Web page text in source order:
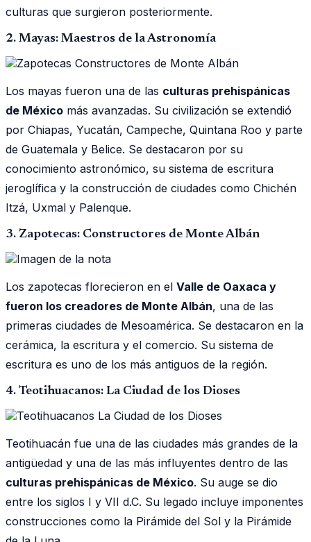
culturas que surgieron posteriormente.
2. Mayas: Maestros de la Astronomía
Los mayas fueron una de las culturas prehispánicas
de México más avanzadas. Su civilización se extendió
por Chiapas, Yucatán, Campeche, Quintana Roo y parte
de Guatemala y Belice. Se destacaron por su
conocimiento astronómico, su sistema de escritura
jeroglífica y la construcción de ciudades como Chichén
Itzá, Uxmal y Palenque.
3. Zapotecas: Constructores de Monte Albán
Los zapotecas florecieron en el Valle de Oaxaca y
fueron los creadores de Monte Albán, una de las
primeras ciudades de Mesoamérica. Se destacaron en la
cerámica, la escritura y el comercio. Su sistema de
escritura es uno de los más antiguos de la región.
4. Teotihuacanos: La Ciudad de los Dioses
Teotihuacán fue una de las ciudades más grandes de la
antigüedad y una de las más influyentes dentro de las
culturas prehispánicas de México. Su auge se dio
entre los siglos I y VII d.C. Su legado incluye imponentes
construcciones como la Pirámide del Sol y la Pirámide